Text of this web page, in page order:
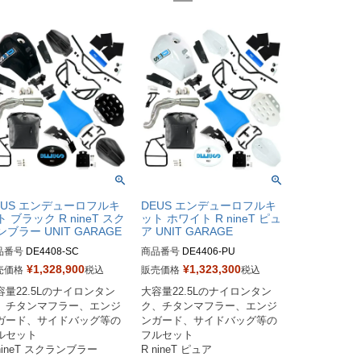
エンデューロフルキ
ブラック R nineT スク
ブラー UNIT GARAGE
番号 DE4408-SC
時に車種とユーロ認証選択
願いします
価格 ¥1,328,900税込
量22.5Lのナイロンタン
チタンマフラー、エンジ
ード、サイドバッグ等の
セット
スクランブラー
DEUS エンデューロフルキ
ット ホワイト R nineT ピュ
ア UNIT GARAGE
商品番号 DE4406-PU
発注時に車種とユーロ認証選択
をお願いします
販売価格 ¥1,323,300税込
大容量22.5Lのナイロンタン
ク、チタンマフラー、エンジ
ンガード、サイドバッグ等の
フルセット
R nineT ピュア